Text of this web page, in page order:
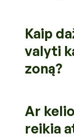
Kaip
valyti
zoną?
Ar
reikia